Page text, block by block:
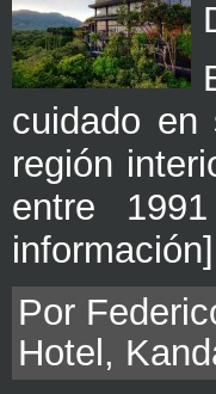
cuidado en
región
entre
información]
Por
Hotel ,